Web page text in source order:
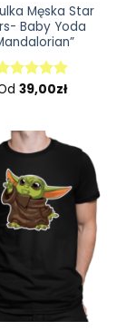
Męska Star
Baby Yoda
39,00zł